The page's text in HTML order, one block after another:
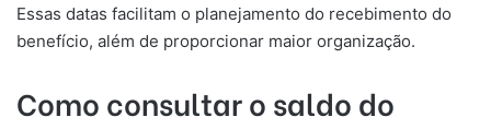
Essas datas facilitam o planejamento do recebimento do
benefício, além de proporcionar maior organização.
Como consultar o saldo do